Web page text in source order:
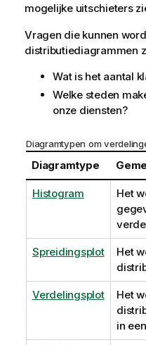
mogelijke uitschieters
Vragen die kunnen
distributiediagrammen
Wat is het aantal
Welke steden
onze diensten?
Diagramtypen om
Diagramtype
Histogram
Het
Spreidingsplot
Het
Verdelingsplot
Het
in